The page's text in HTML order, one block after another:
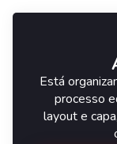
Está
processo
layout e